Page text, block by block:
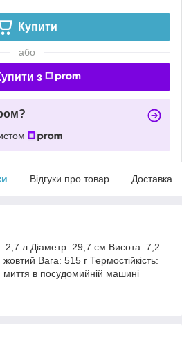
Купити
або
з
Відгуки про товар Доставка
л Діаметр: 29,7 см Висота: 7,2
Вага: 515 г Термостійкість:
в посудомийній машині